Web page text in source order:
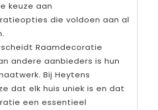
keuze aan
die voldoen aan al
Raamdecoratie
andere aanbieders is hun
Bij Heytens
dat elk huis uniek is en dat
een essentieel